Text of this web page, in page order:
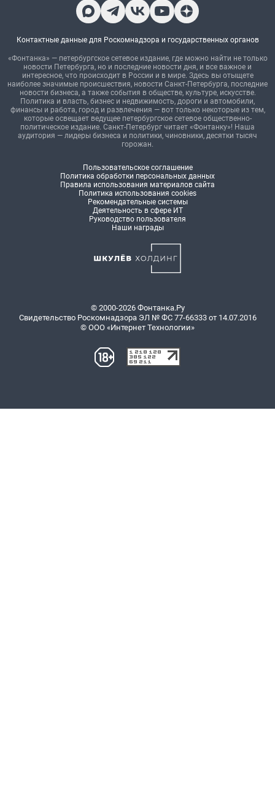
Контактные данные для Роскомнадзора и государственных органов
«Фонтанка» — петербургское сетевое издание, где можно найти не только
новости Петербурга, но и последние новости дня, и все важное и
интересное, что происходит в России и в мире. Здесь вы отыщете
наиболее значимые происшествия, новости Санкт-Петербурга, последние
новости бизнеса, а также события в обществе, культуре, искусстве.
Политика и власть, бизнес и недвижимость, дороги и автомобили,
финансы и работа, город и развлечения — вот только некоторые из тем,
которые освещает ведущее петербургское сетевое общественно-
политическое издание. Санкт-Петербург читает «Фонтанку»! Наша
аудитория — лидеры бизнеса и политики, чиновники, десятки тысяч
горожан.
Пользовательское соглашение
Политика обработки персональных данных
Правила использования материалов сайта
Политика использования cookies
Рекомендательные системы
Деятельность в сфере ИТ
Руководство пользователя
Наши награды
© 2000-2026 Фонтанка.Ру
Свидетельство Роскомнадзора ЭЛ № ФС 77-66333 от 14.07.2016
© ООО «Интернет Технологии»